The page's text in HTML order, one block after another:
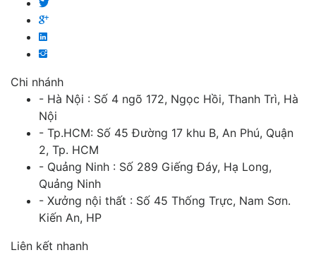
Chi nhánh
- Hà Nội : Số 4 ngõ 172, Ngọc Hồi, Thanh Trì, Hà
Nội
- Tp.HCM: Số 45 Đường 17 khu B, An Phú, Quận
2, Tp. HCM
- Quảng Ninh : Số 289 Giếng Đáy, Hạ Long,
Quảng Ninh
- Xưởng nội thất : Số 45 Thống Trực, Nam Sơn.
Kiến An, HP
Liên kết nhanh